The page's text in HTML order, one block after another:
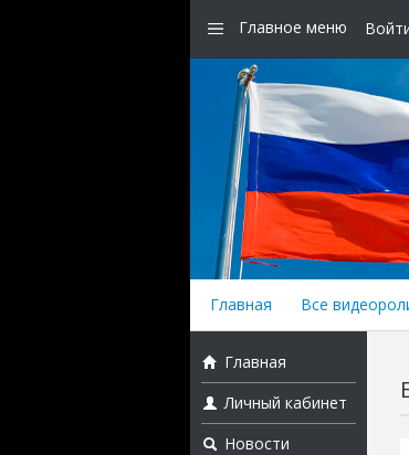
Главное меню
Главная Все
Главная
Личный кабинет
Новости